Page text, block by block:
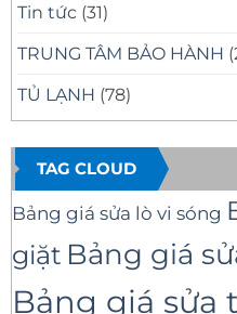
Tin tức (31)
TRUNG TÂM BẢO HÀNH
TỦ LẠNH (78)
TAG CLOUD
Bảng giá sửa lò vi sóng
giặt Bảng giá
Bảng giá sửa